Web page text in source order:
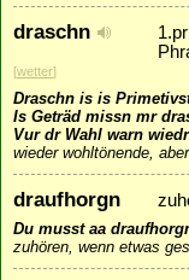
draschn
[wetter]
Draschn is is
Is Geträd missn mr
Vur dr Wahl warn
wieder wohltönende,
draufhorgn
Du musst aa
zuhören, wenn etwas